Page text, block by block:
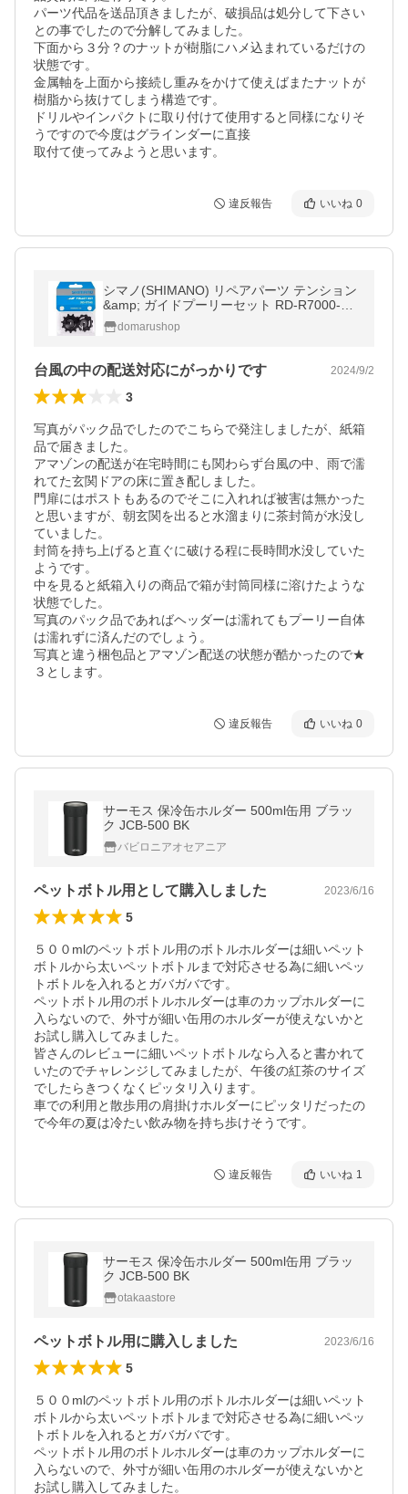
パーツ代品を送品頂きましたが、破損品は処分して下さい
との事でしたので分解してみました。
下面から３分？のナットが樹脂にハメ込まれているだけの
状態です。
金属軸を上面から接続し重みをかけて使えばまたナットが
樹脂から抜けてしまう構造です。
ドリルやインパクトに取り付けて使用すると同様になりそ
うですので今度はグラインダーに直接
取付て使ってみようと思います。
違反報告 いいね 0
シマノ(SHIMANO) リペアパーツ テンション
&amp; ガイドプーリーセット RD-R7000-GS
RD-R7000-SS Y3F398010
domarushop
台風の中の配送対応にがっかりです 2024/9/2
3
写真がパック品でしたのでこちらで発注しましたが、紙箱
品で届きました。
アマゾンの配送が在宅時間にも関わらず台風の中、雨で濡
れてた玄関ドアの床に置き配しました。
門扉にはポストもあるのでそこに入れれば被害は無かった
と思いますが、朝玄関を出ると水溜まりに茶封筒が水没し
ていました。
封筒を持ち上げると直ぐに破ける程に長時間水没していた
ようです。
中を見ると紙箱入りの商品で箱が封筒同様に溶けたような
状態でした。
写真のパック品であればヘッダーは濡れてもプーリー自体
は濡れずに済んだのでしょう。
写真と違う梱包品とアマゾン配送の状態が酷かったので★
３とします。
違反報告 いいね 0
サーモス 保冷缶ホルダー 500ml缶用 ブラッ
ク JCB-500 BK
バビロニアオセアニア
ペットボトル用として購入しました 2023/6/16
5
５００mlのペットボトル用のボトルホルダーは細いペット
ボトルから太いペットボトルまで対応させる為に細いペッ
トボトルを入れるとガバガバです。
ペットボトル用のボトルホルダーは車のカップホルダーに
入らないので、外寸が細い缶用のホルダーが使えないかと
お試し購入してみました。
皆さんのレビューに細いペットボトルなら入ると書かれて
いたのでチャレンジしてみましたが、午後の紅茶のサイズ
でしたらきつくなくピッタリ入ります。
車での利用と散歩用の肩掛けホルダーにピッタリだったの
で今年の夏は冷たい飲み物を持ち歩けそうです。
違反報告 いいね 1
サーモス 保冷缶ホルダー 500ml缶用 ブラッ
ク JCB-500 BK
otakaastore
ペットボトル用に購入しました 2023/6/16
5
５００mlのペットボトル用のボトルホルダーは細いペット
ボトルから太いペットボトルまで対応させる為に細いペッ
トボトルを入れるとガバガバです。
ペットボトル用のボトルホルダーは車のカップホルダーに
入らないので、外寸が細い缶用のホルダーが使えないかと
お試し購入してみました。